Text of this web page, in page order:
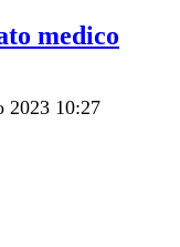
medico
2023 10:27